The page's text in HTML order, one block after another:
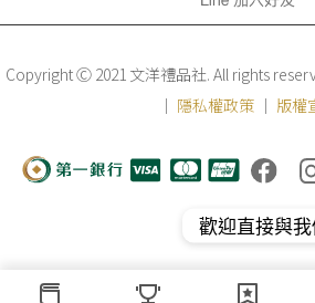
Copyright Ⓒ 2021 文洋禮品社. All rights
｜ 隱私權政策｜ 版權
歡迎直接與我